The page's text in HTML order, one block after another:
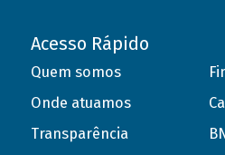
Acesso Rápido
Quem somos
Onde atuamos
Transparência